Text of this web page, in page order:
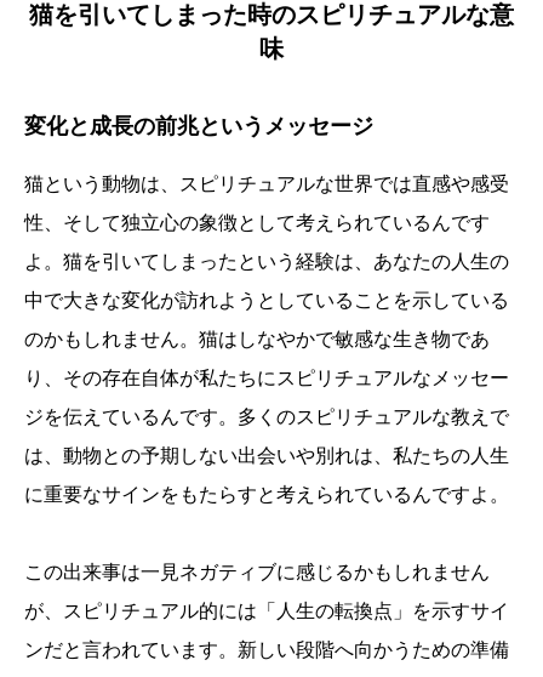
猫を引いてしまった時のスピリチュアルな意
味
変化と成長の前兆というメッセージ
猫という動物は、スピリチュアルな世界では直感や感受
性、そして独立心の象徴として考えられているんです
よ。猫を引いてしまったという経験は、あなたの人生の
中で大きな変化が訪れようとしていることを示している
のかもしれません。猫はしなやかで敏感な生き物であ
り、その存在自体が私たちにスピリチュアルなメッセー
ジを伝えているんです。多くのスピリチュアルな教えで
は、動物との予期しない出会いや別れは、私たちの人生
に重要なサインをもたらすと考えられているんですよ。
この出来事は一見ネガティブに感じるかもしれません
が、スピリチュアル的には「人生の転換点」を示すサイ
ンだと言われています。新しい段階へ向かうための準備